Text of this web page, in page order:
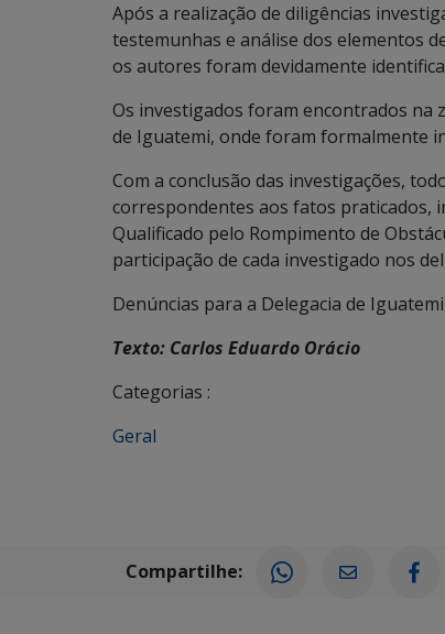
Após a realização de diligências
testemunhas e análise dos elementos
os autores foram devidamente
Os investigados foram encontrados na
de Iguatemi, onde foram formalmente
Com a conclusão das investigações,
correspondentes aos fatos praticados,
Qualificado pelo Rompimento de
participação de cada investigado nos
Denúncias para a Delegacia de
Texto: Carlos Eduardo Orácio
Categorias :
Geral
Compartilhe: